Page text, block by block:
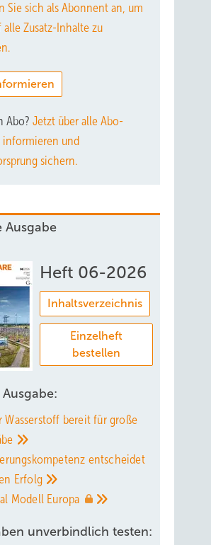
Sie sich als Abonnent an, um
alle Zusatz-Inhalte zu
Abo? Jetzt über alle Abo-
informieren und
sichern.
Ausgabe
Heft 06-2026
Inhaltsverzeichnis
Einzelheft
bestellen
Wasserstoff bereit für große
entscheidet
Erfolg
Modell Europa
unverbindlich testen: